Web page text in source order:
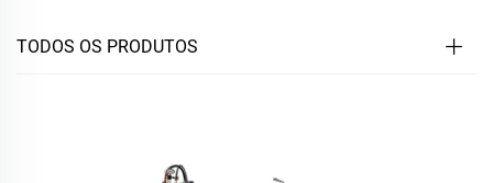
TODOS OS PRODUTOS